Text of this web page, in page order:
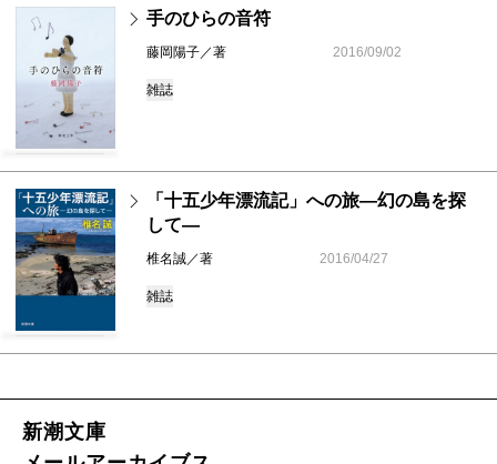
手のひらの音符
藤岡陽子／著 2016/09/02
雑誌
「十五少年漂流記」への旅―幻の島を探
して―
椎名誠／著 2016/04/27
雑誌
新潮文庫